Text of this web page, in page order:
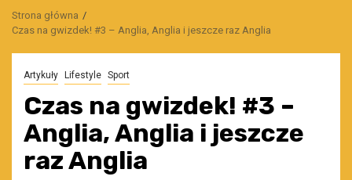
Strona główna
Czas na gwizdek! #3 – Anglia, Anglia i jeszcze raz Anglia
Artykuły Lifestyle Sport
Czas na gwizdek! #3 –
Anglia, Anglia i jeszcze
raz Anglia